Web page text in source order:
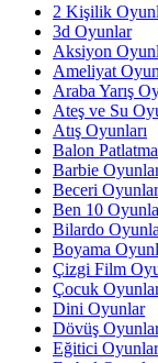
2 Kişilik
3d Oyunlar
Aksiyon
Ameliyat
Araba Yarış
Ateş ve Su
Atış Oyunları
Balon
Barbie
Beceri
Ben 10
Bilardo
Boyama
Çizgi Film
Çocuk
Dini Oyunlar
Dövüş
Eğitici Oyunlar